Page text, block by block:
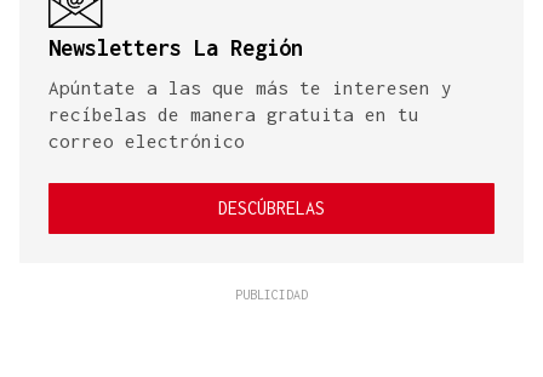
Newsletters La Región
Apúntate a las que más te interesen y
recíbelas de manera gratuita en tu
correo electrónico
DESCÚBRELAS